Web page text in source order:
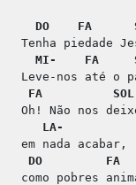
DO FA
Tenha piedade
MI-
FA
Leve-nos até o
FA
SOL
Oh! Não nos
LA-
em nada acabar,
DO
FA
como pobres